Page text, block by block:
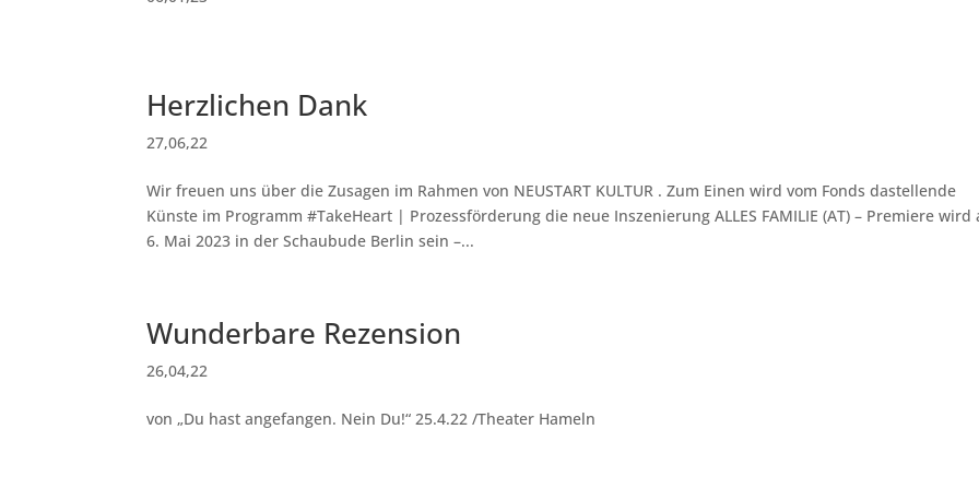
Herzlichen Dank
27,06,22
Wir freuen uns über die Zusagen im Rahmen von NEUSTART KULTUR . Zum Einen wird vom Fonds dastellende
Künste im Programm #TakeHeart | Prozessförderung die neue Inszenierung ALLES FAMILIE (AT) – Premiere wird
6. Mai 2023 in der Schaubude Berlin sein –...
Wunderbare Rezension
26,04,22
von „Du hast angefangen. Nein Du!“ 25.4.22 /Theater Hameln